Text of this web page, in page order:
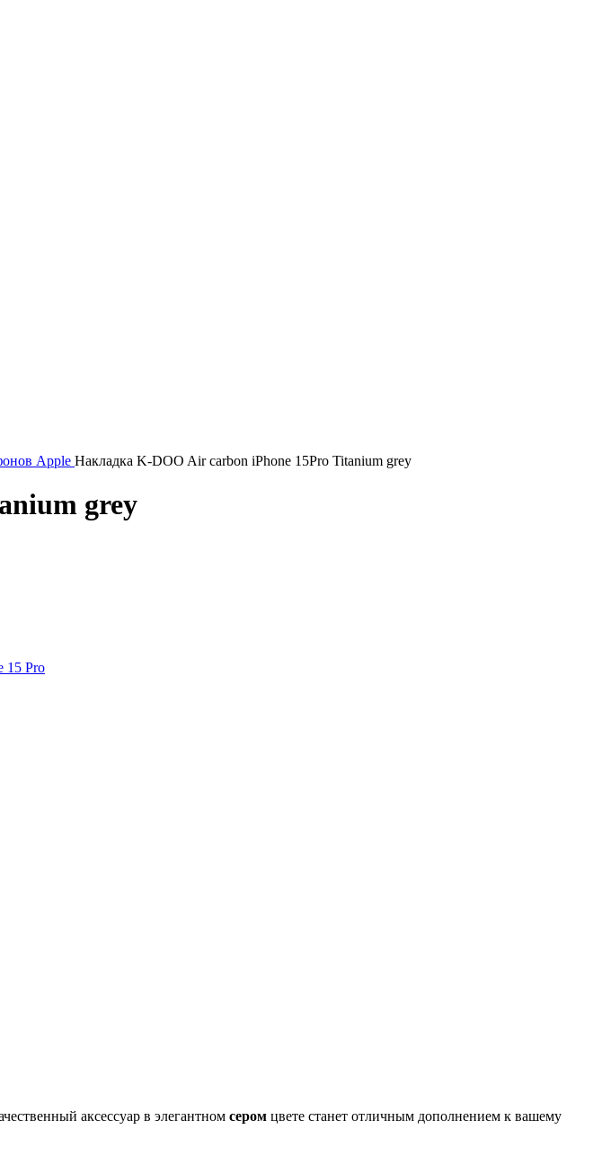
Apple Накладка K-DOO Air carbon iPhone 15Pro Titanium grey
grey
15 Pro
аксессуар в элегантном сером цвете станет отличным дополнением к вашему